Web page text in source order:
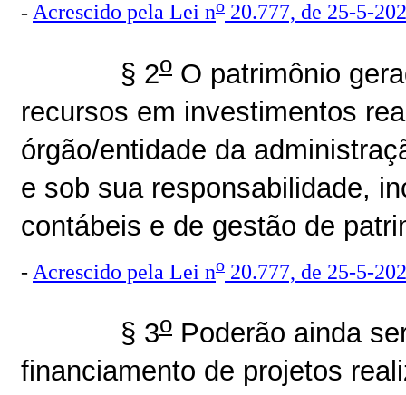
-Acrescido pela Lei no 20.777, de 25-5-
§ 2o O patrimônio
recursos em investimentos
órgão/entidade da
e sob sua responsabilidade,
contábeis e de gestão de
- Acrescido pela Lei no 20.777, de 25-5-
§ 3o Poderão ainda
financiamento de projetos